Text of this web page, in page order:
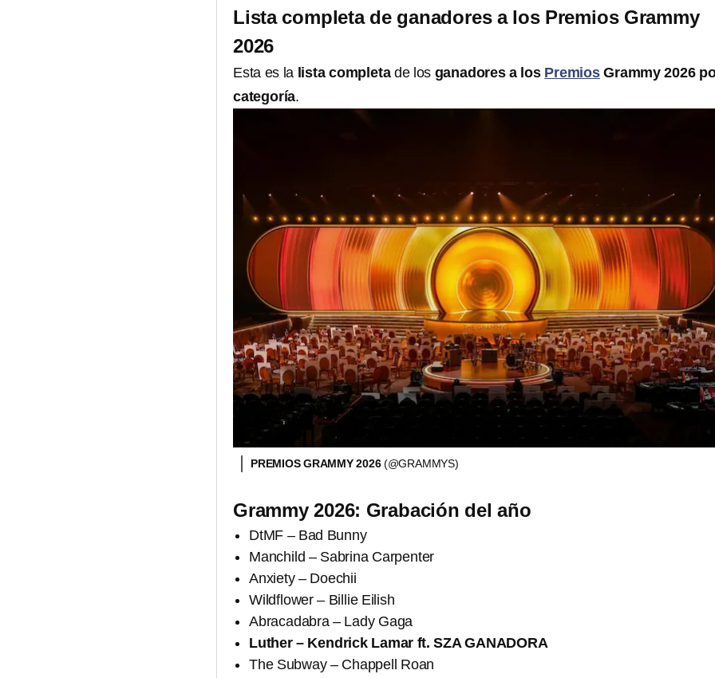
Lista completa de ganadores a los Premios Grammy
2026
Esta es la lista completa de los ganadores a los PremiosGrammy 2026
categoría.
PREMIOS GRAMMY 2026(@GRAMMYS)
Grammy 2026: Grabación del año
DtMF – Bad Bunny
Manchild – Sabrina Carpenter
Anxiety – Doechii
Wildflower – Billie Eilish
Abracadabra – Lady Gaga
Luther – Kendrick Lamar ft. SZA GANADORA
The Subway – Chappell Roan